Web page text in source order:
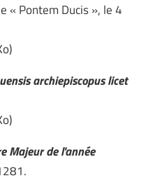
« Pontem Ducis », le 4
archiepiscopus licet
Majeur de l'année